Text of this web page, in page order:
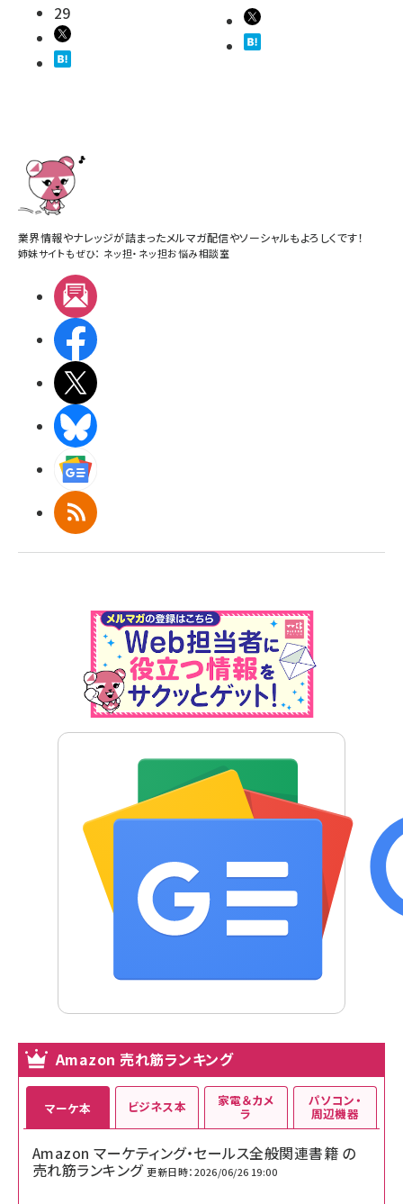
29
業界情報やナレッジが詰まったメルマガ配信やソーシャルもよろしくです！
姉妹サイトもぜひ： ネッ担・ ネッ担お悩み相談室
RSS
Amazon 売れ筋ランキング
マーケ本
Amazon マーケティング・セールス全般関連書籍 の
売れ筋ランキング 更新日時：2026/06/26 19:00
ビジネス本 家電＆カメ
ラ
パソコン・
周辺機器